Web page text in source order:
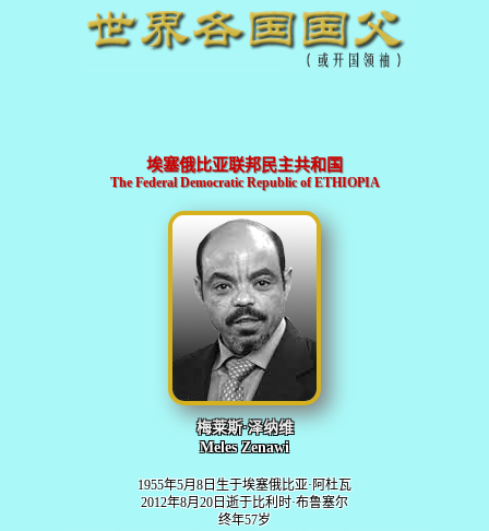
埃塞俄比亚联邦民主共和国
The Federal Democratic Republic of ETHIOPIA
梅莱斯·泽纳维
Meles Zenawi
1955年5月8日生于埃塞俄比亚·阿杜瓦
2012年8月20日逝于比利时·布鲁塞尔
终年57岁